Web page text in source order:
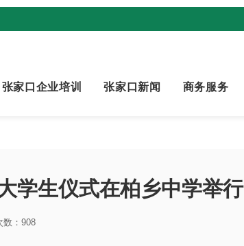
张家口企业培训 张家口新闻 商务服务
学生仪式在柏乡中学举行
数：908